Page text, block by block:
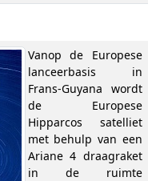
Vanop de Europese
lanceerbasis in
Frans-Guyana wordt
de Europese
Hipparcos satelliet
met behulp van een
Ariane 4 draagraket
in de ruimte